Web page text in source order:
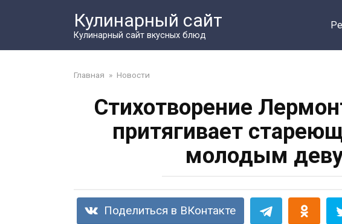
Кулинарный сайт
Кулинарный сайт вкусных блюд
Главная » Новости
Стихотворение
притягивает
молодым
Поделиться в ВКонтакте